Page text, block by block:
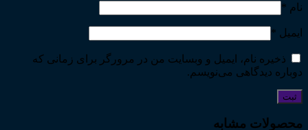
نام *
ایمیل *
ذخیره نام، ایمیل و وبسایت من در مرورگر برای زمانی که
دوباره دیدگاهی می‌نویسم.
محصولات مشابه